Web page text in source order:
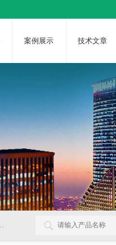
案例展示 技术文章